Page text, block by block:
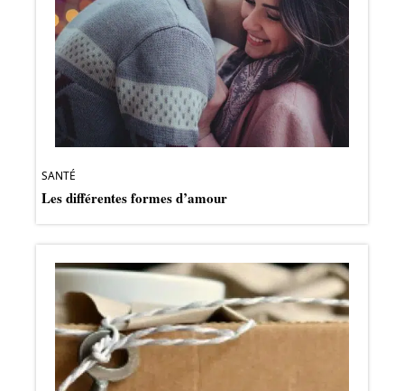
SANTÉ
Les différentes formes d’amour